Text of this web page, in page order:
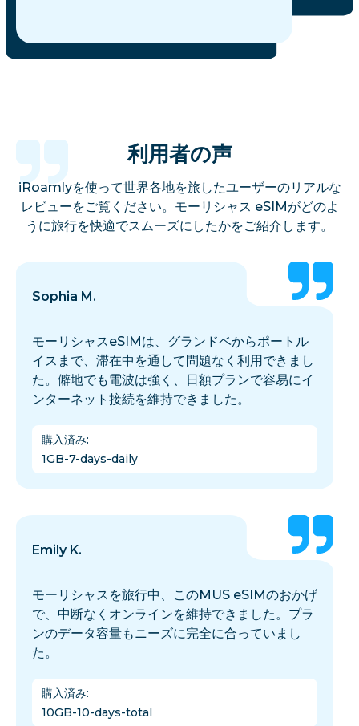
利用者の声
iRoamlyを使って世界各地を旅したユーザーのリアルな
レビューをご覧ください。モーリシャス eSIMがどのよ
うに旅行を快適でスムーズにしたかをご紹介します。
Sophia M.
モーリシャスeSIMは、グランドベからポートル
イスまで、滞在中を通して問題なく利用できまし
た。僻地でも電波は強く、日額プランで容易にイ
ンターネット接続を維持できました。
購入済み:
1GB-7-days-daily
Emily K.
モーリシャスを旅行中、このMUS eSIMのおかげ
で、中断なくオンラインを維持できました。プラ
ンのデータ容量もニーズに完全に合っていまし
た。
購入済み:
10GB-10-days-total